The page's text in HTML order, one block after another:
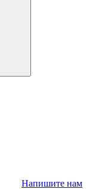
Напишите нам